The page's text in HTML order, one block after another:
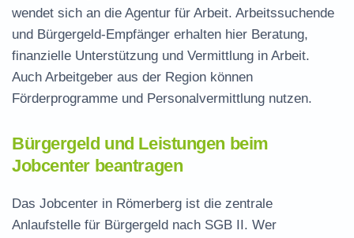
wendet sich an die Agentur für Arbeit. Arbeitssuchende
und Bürgergeld-Empfänger erhalten hier Beratung,
finanzielle Unterstützung und Vermittlung in Arbeit.
Auch Arbeitgeber aus der Region können
Förderprogramme und Personalvermittlung nutzen.
Bürgergeld und Leistungen beim
Jobcenter beantragen
Das Jobcenter in Römerberg ist die zentrale
Anlaufstelle für Bürgergeld nach SGB II. Wer